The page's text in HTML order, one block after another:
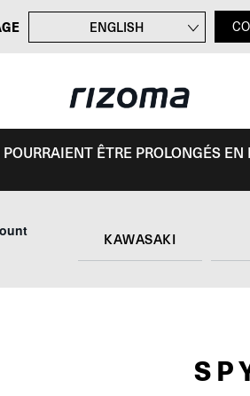
ENGLISH
ITALIANO
ÊTRE PROLONGÉS
KAWASAKI